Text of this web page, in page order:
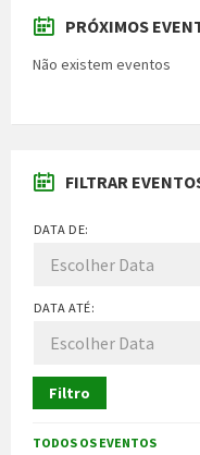
PRÓXIMOS
Não existem eventos
FILTRAR
DATA DE:
DATA ATÉ:
Filtro
TODOS OS EVENTOS